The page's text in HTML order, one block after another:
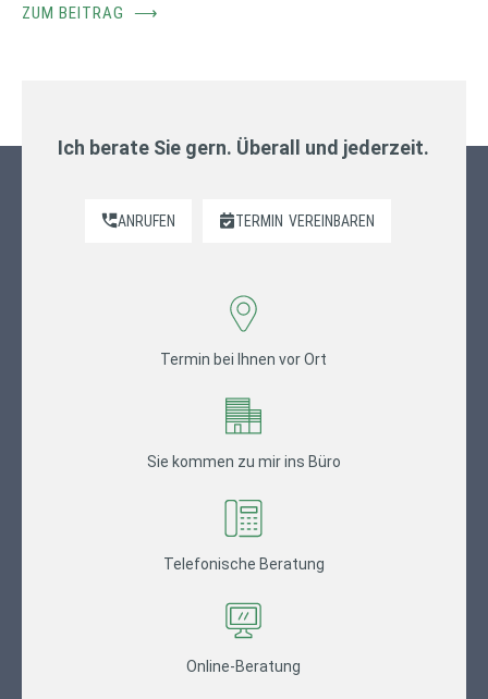
ZUM BEITRAG ⟶
Ich berate Sie gern. Überall und jederzeit.
ANRUFEN TERMIN VEREINBAREN
Termin bei Ihnen vor Ort
Sie kommen zu mir ins Büro
Telefonische Beratung
Online-Beratung